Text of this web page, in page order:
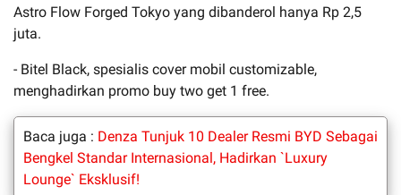
Astro Flow Forged Tokyo yang dibanderol hanya Rp 2,5
juta.
- Bitel Black, spesialis cover mobil customizable,
menghadirkan promo buy two get 1 free.
Baca juga : Denza Tunjuk 10 Dealer Resmi BYD Sebagai
Bengkel Standar Internasional, Hadirkan `Luxury
Lounge` Eksklusif!